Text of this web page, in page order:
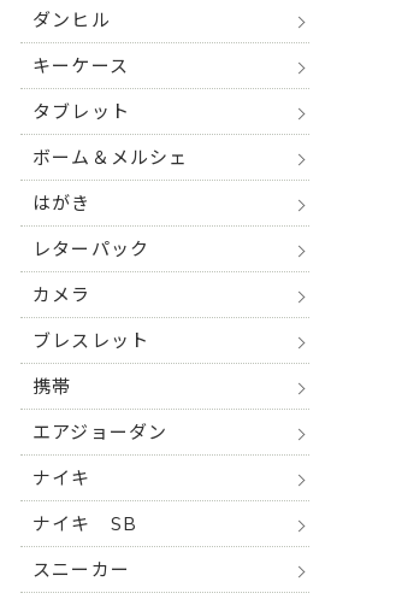
ダンヒル
キーケース
タブレット
ボーム＆メルシェ
はがき
レターパック
カメラ
ブレスレット
携帯
エアジョーダン
ナイキ
ナイキ SB
スニーカー